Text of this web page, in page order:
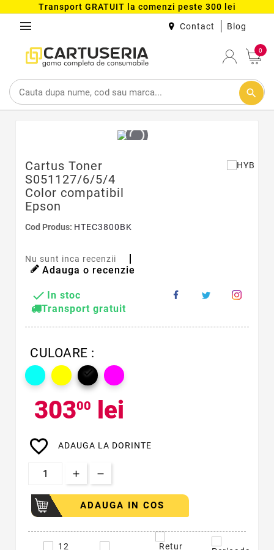
Transport GRATUIT la comenzi peste 300 lei
menu Contact Blog
0
search
Cartus Toner
S051127/6/5/4
Color compatibil
Epson
Cod Produs: HTEC3800BK
Nu sunt inca recenzii
Adauga o recenzie
 In stoc
Transport gratuit
CULOARE :

30300 lei
favorite_border ADAUGA LA DORINTE
ADAUGA IN COS